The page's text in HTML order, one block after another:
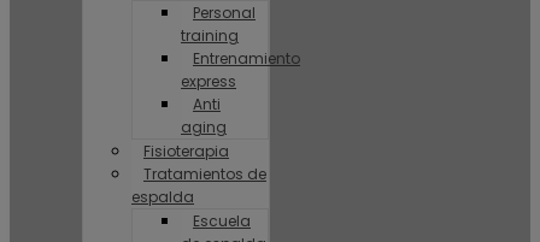
Personal
training
Entrenamiento
express
Anti
aging
Fisioterapia
Tratamientos de
espalda
Escuela